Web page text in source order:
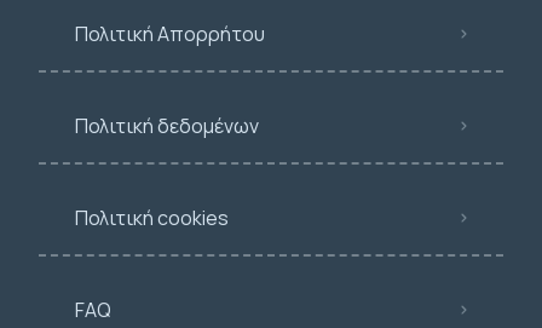
Πολιτική Απορρήτου
Πολιτική δεδομένων
Πολιτική cookies
FAQ